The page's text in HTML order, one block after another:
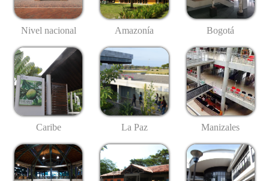
Nivel nacional Amazonía Bogotá
Caribe La Paz Manizales